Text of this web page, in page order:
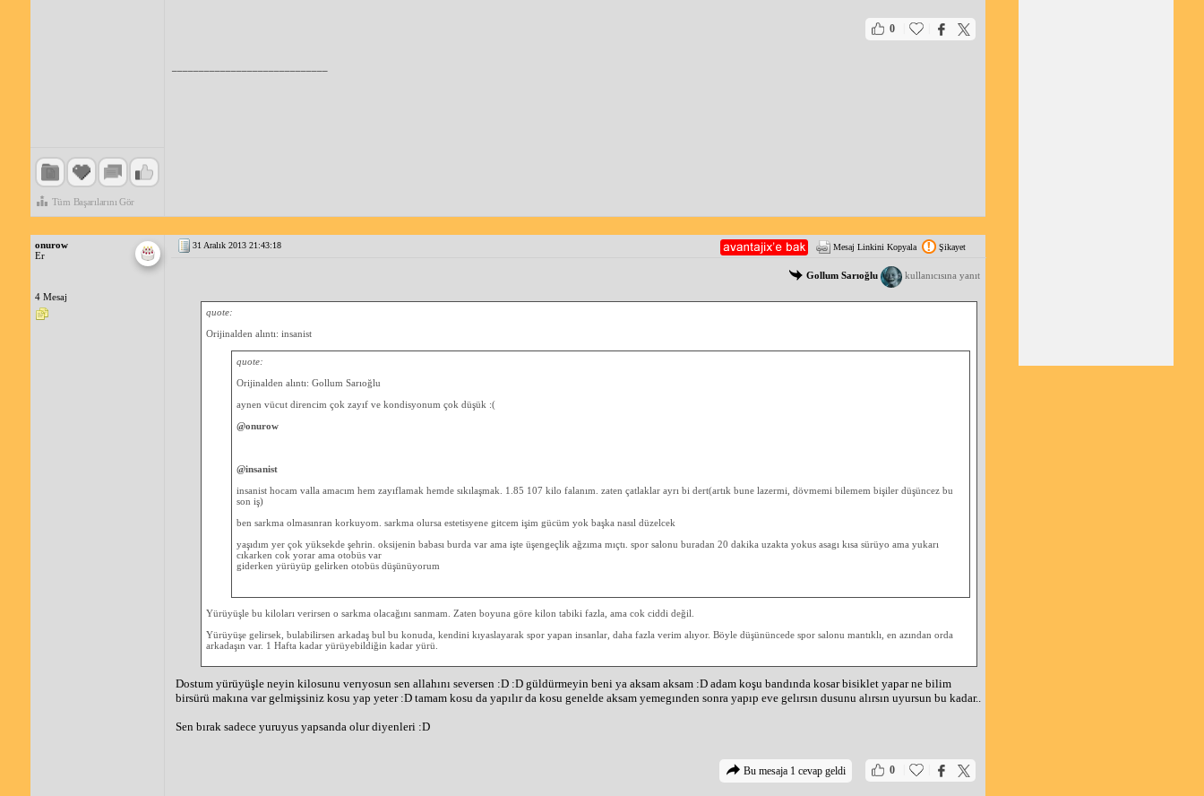
Tüm Başarılarını Gör
0
onurow
Er
4 Mesaj
31 Aralık 2013 21:43:18 Mesaj Linkini Kopyala Şikayet
Gollum Sarıoğlu kullanıcısına yanıt
quote:
Orijinalden alıntı: insanist
quote:
Orijinalden alıntı: Gollum Sarıoğlu
aynen vücut direncim çok zayıf ve kondisyonum çok düşük :(
@onurow
@insanist
insanist hocam valla amacım hem zayıflamak hemde sıkılaşmak. 1.85 107 kilo falanım. zaten çatlaklar ayrı bi dert(artık bune lazermi, dövmemi bilemem bişiler düşüncez bu
son iş)
ben sarkma olmasınran korkuyom. sarkma olursa estetisyene gitcem işim gücüm yok başka nasıl düzelcek
yaşıdım yer çok yüksekde şehrin. oksijenin babası burda var ama işte üşengeçlik ağzıma mıçtı. spor salonu buradan 20 dakika uzakta yokus asagı kısa sürüyo ama yukarı
cıkarken cok yorar ama otobüs var
giderken yürüyüp gelirken otobüs düşünüyorum
Yürüyüşle bu kiloları verirsen o sarkma olacağını sanmam. Zaten boyuna göre kilon tabiki fazla, ama cok ciddi değil.
Yürüyüşe gelirsek, bulabilirsen arkadaş bul bu konuda, kendini kıyaslayarak spor yapan insanlar, daha fazla verim alıyor. Böyle düşününcede spor salonu mantıklı, en azından orda
arkadaşın var. 1 Hafta kadar yürüyebildiğin kadar yürü.
Dostum yürüyüşle neyin kilosunu verıyosun sen allahını seversen :D :D güldürmeyin beni ya aksam aksam :D adam koşu bandında kosar bisiklet yapar ne bilim
birsürü makına var gelmişsiniz kosu yap yeter :D tamam kosu da yapılır da kosu genelde aksam yemegınden sonra yapıp eve gelırsın dusunu alırsın uyursun bu kadar..
Sen bırak sadece yuruyus yapsanda olur diyenleri :D
0
Bu mesaja 1 cevap geldi